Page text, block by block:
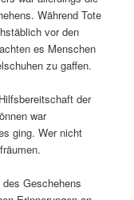
Während Tote
vor den
es Menschen
zu gaffen.
der
war
ging. Wer nicht
Geschehens